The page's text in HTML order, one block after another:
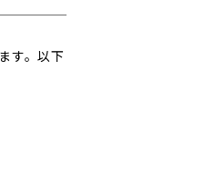
す。以下